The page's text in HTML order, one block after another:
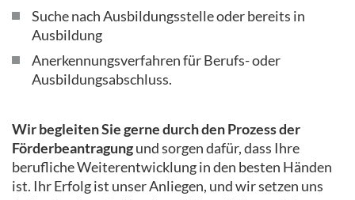
Suche nach Ausbildungsstelle oder bereits in
Ausbildung
Anerkennungsverfahren für Berufs- oder
Ausbildungsabschluss.
Wir begleiten Sie gerne durch den Prozess der
Förderbeantragungund sorgen dafür, dass Ihre
berufliche Weiterentwicklung in den besten Händen
ist. Ihr Erfolg ist unser Anliegen, und wir setzen uns